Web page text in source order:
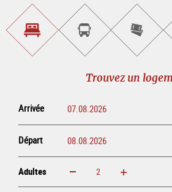
Trouvez
un
logement
Réservez
un
tour
Achetez
les
billets
ligne
Trouvez un
Arrivée
Départ
Adultes Augmenter Réduire